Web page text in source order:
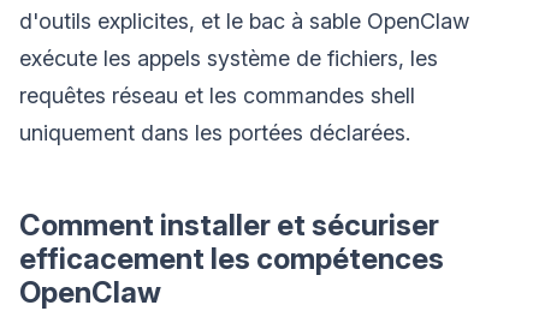
d'outils explicites, et le bac à sable OpenClaw
exécute les appels système de fichiers, les
requêtes réseau et les commandes shell
uniquement dans les portées déclarées.
Comment installer et sécuriser
efficacement les compétences
OpenClaw